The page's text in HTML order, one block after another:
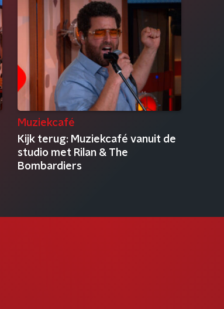
Muziekcafé
Kijk terug: Muziekcafé vanuit de
studio met Rilan & The
Bombardiers